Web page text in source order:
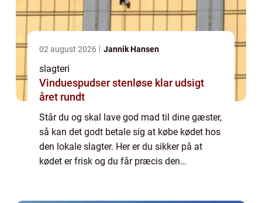
02 august 2026 Jannik Hansen
slagteri
Vinduespudser stenløse klar udsigt
året rundt
Står du og skal lave god mad til dine gæster,
så kan det godt betale sig at købe kødet hos
den lokale slagter. Her er du sikker på at
kødet er frisk og du får præcis den